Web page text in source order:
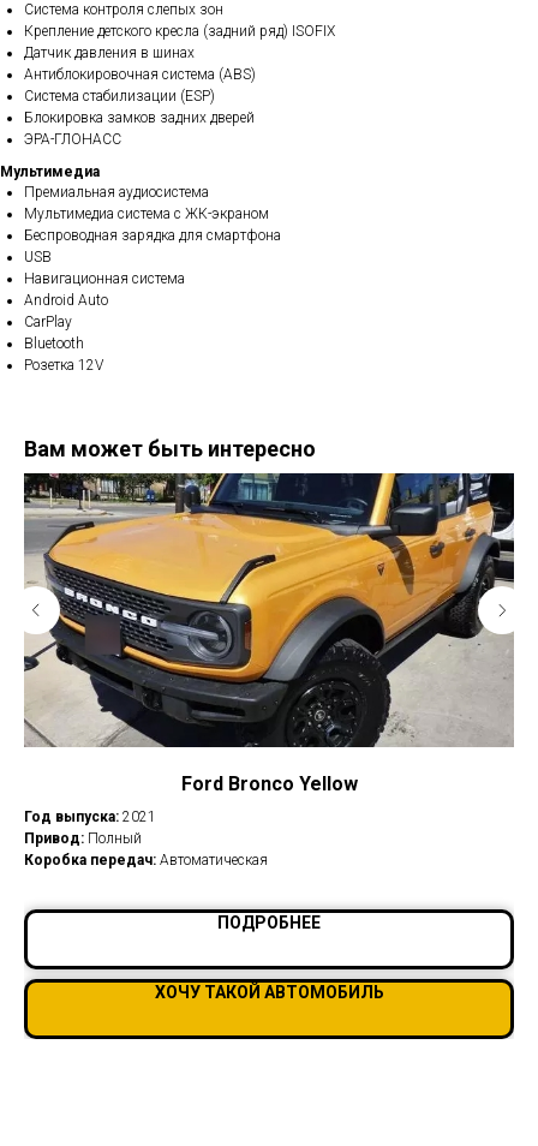
Система контроля слепых зон
Крепление детского кресла (задний ряд) ISOFIX
Датчик давления в шинах
Антиблокировочная система (ABS)
Система стабилизации (ESP)
Блокировка замков задних дверей
ЭРА-ГЛОНАСС
Мультимедиа
Премиальная аудиосистема
Мультимедиа система с ЖК-экраном
Беспроводная зарядка для смартфона
USB
Навигационная система
Android Auto
CarPlay
Bluetooth
Розетка 12V
Вам может быть интересно
Ford Bronco Yellow
Год выпуска: 2021
Привод: Полный
Коробка передач: Автоматическая
ПОДРОБНЕЕ
ХОЧУ ТАКОЙ АВТОМОБИЛЬ